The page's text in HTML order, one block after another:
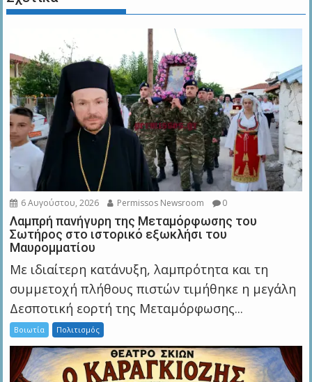
6 Αυγούστου, 2026 Permissos Newsroom 0
Λαμπρή πανήγυρη της Μεταμόρφωσης του
Σωτήρος στο ιστορικό εξωκλήσι του
Μαυρομματίου
Με ιδιαίτερη κατάνυξη, λαμπρότητα και τη
συμμετοχή πλήθους πιστών τιμήθηκε η μεγάλη
Δεσποτική εορτή της Μεταμόρφωσης...
Βοιωτία Πολιτισμός